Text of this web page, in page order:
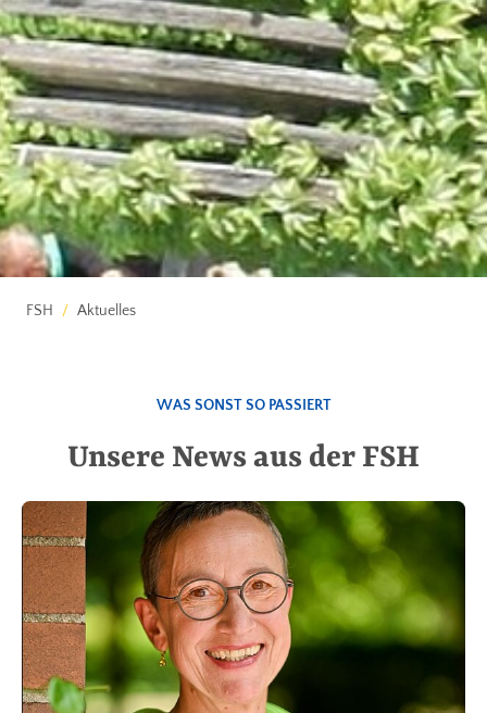
FSH Aktuelles
WAS SONST SO PASSIERT
Unsere News aus der FSH